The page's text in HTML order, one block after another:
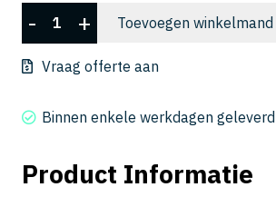
CXERS
4040-
10-
aantal
- + Toevoegen winkelmand
Vraag offerte aan
Binnen enkele werkdagen geleverd
Product Informatie